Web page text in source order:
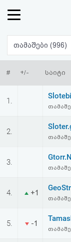
რეიტინგი
(მთავარი)
ფოსტა
პაროლის
აღდგენა
თამაშები (996)
# +/- საიტი
1.
2.
3.
4. +1
5. -1